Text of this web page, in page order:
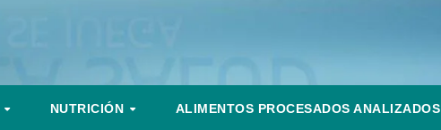
NUTRICIÓN ALIMENTOS PROCESADOS ANALIZADOS